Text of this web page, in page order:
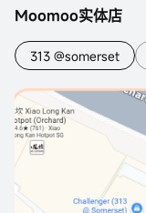
Moomoo实体店
313 @somerset